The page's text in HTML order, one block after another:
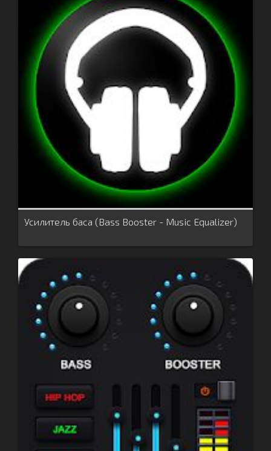
Усилитель баса (Bass Booster - Music Equalizer)